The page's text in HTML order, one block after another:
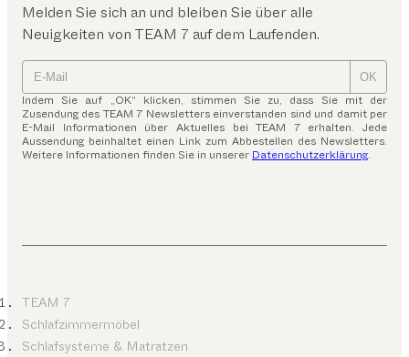
Melden Sie sich an und bleiben Sie über alle
Neuigkeiten von TEAM 7 auf dem Laufenden.
OK
Indem Sie auf „OK“ klicken, stimmen Sie zu, dass Sie mit der
Zusendung des TEAM 7 Newsletters einverstanden sind und damit per
E-Mail Informationen über Aktuelles bei TEAM 7 erhalten. Jede
Aussendung beinhaltet einen Link zum Abbestellen des Newsletters.
Weitere Informationen finden Sie in unserer Datenschutzerklärung.
TEAM 7
Schlafzimmermöbel
Schlafsysteme & Matratzen